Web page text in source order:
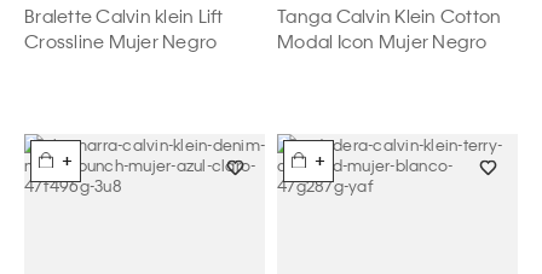
Bralette Calvin klein Lift
Crossline Mujer Negro
Tanga Calvin Klein Cotton
Modal Icon Mujer Negro
+ +